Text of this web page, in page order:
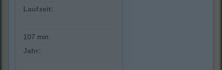
Laufzeit:
107 min
Jahr: